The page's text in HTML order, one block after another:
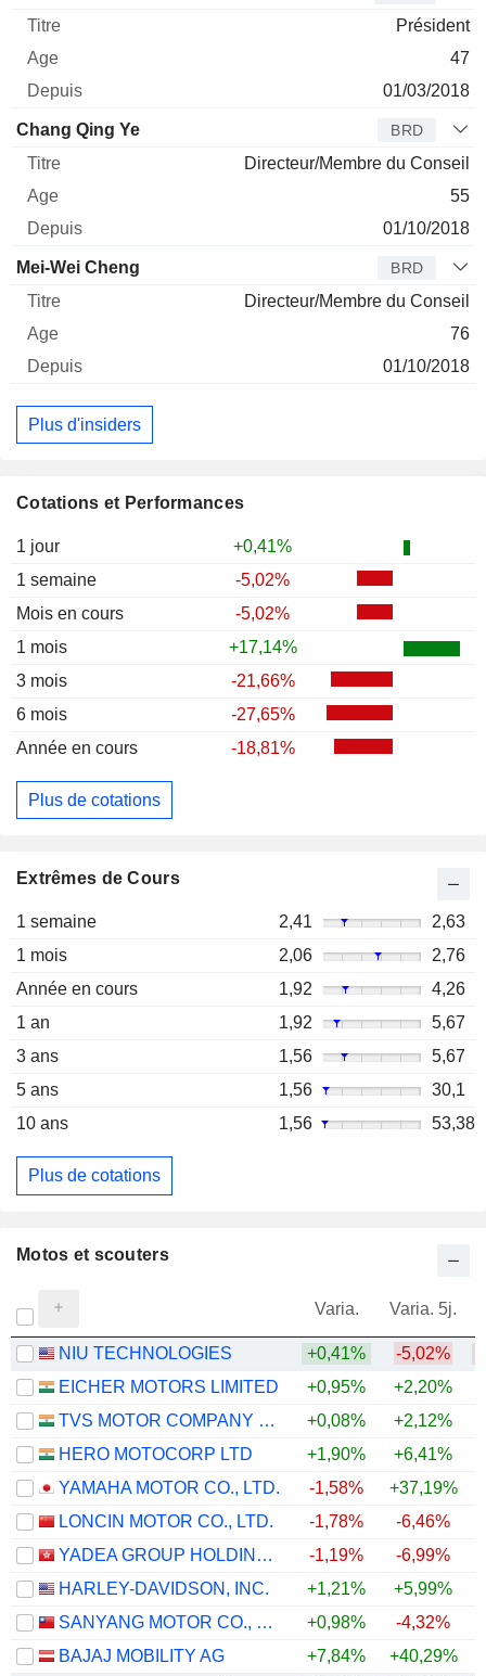
Cotations et Performances
1 jour
+0,41%
1 semaine
-5,02%
Mois en cours
-5,02%
1 mois
+17,14%
3 mois
-21,66%
6 mois
-27,65%
Année en cours
-18,81%
Plus de cotations
Extrêmes de Cours
1 semaine 2,41
2,63
1 mois
2,06
2,76
Année en cours
1,92
4,26
1 an
1,92
5,67
3 ans
1,56
5,67
5 ans
1,56
30,1
10 ans
1,56 53,38
Plus de cotations
Président
47
01/03/2018
Chang Qing Ye BRD
Directeur/Membre du Conseil
55
01/10/2018
Mei-Wei Cheng BRD
Directeur/Membre du Conseil
76
01/10/2018
Plus d'insiders
Motos et scouters
Varia. Varia. 5j.
NIU TECHNOLOGIES +0,41% -5,02%
EICHER MOTORS LIMITED
+0,95% +2,20%
TVS MOTOR COMPANY LIMITED
+0,08% +2,12%
HERO MOTOCORP LTD
+1,90% +6,41%
YAMAHA MOTOR CO., LTD.
-1,58% +37,19%
LONCIN MOTOR CO., LTD.
-1,78% -6,46%
YADEA GROUP HOLDINGS LTD.
-1,19% -6,99%
HARLEY-DAVIDSON, INC.
+1,21% +5,99%
SANYANG MOTOR CO., LTD.
+0,98% -4,32%
BAJAJ MOBILITY AG
+7,84% +40,29%